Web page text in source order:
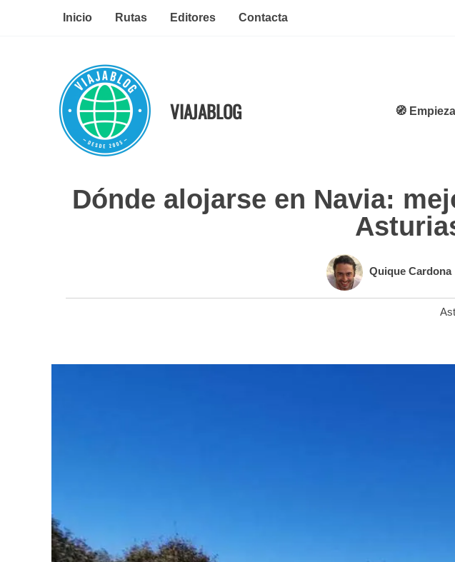
Inicio Rutas Editores Contacta
VIAJABLOG 🧭
Dónde alojarse en Navia:
Quique Cardona